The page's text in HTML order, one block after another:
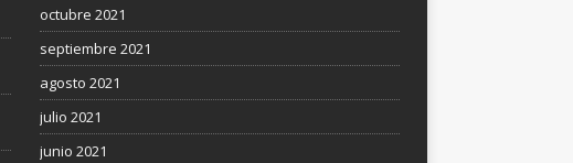
octubre 2021
septiembre 2021
agosto 2021
julio 2021
junio 2021